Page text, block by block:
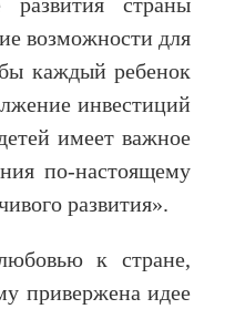
страны
возможности для
каждый ребенок
инвестиций
имеет важное
по-настоящему
развития».
к стране,
привержена идее